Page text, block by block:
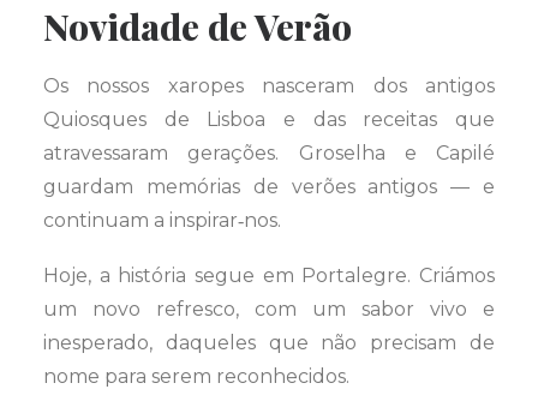
Novidade de Verão
Os nossos xaropes nasceram dos antigos
Quiosques de Lisboa e das receitas que
atravessaram gerações. Groselha e Capilé
guardam memórias de verões antigos — e
continuam a inspirar‑nos.
Hoje, a história segue em Portalegre. Criámos
um novo refresco, com um sabor vivo e
inesperado, daqueles que não precisam de
nome para serem reconhecidos.